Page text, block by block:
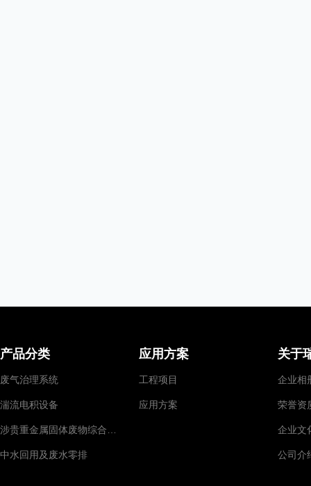
产品分类
废气治理系统
湍流电积设备
中水回用及废水零排
应用方案
工程项目
应用方案
关于
企业相
荣誉资
企业文
公司介